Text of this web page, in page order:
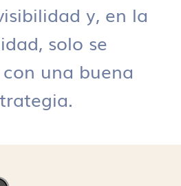
y, en la
solo se
una buena